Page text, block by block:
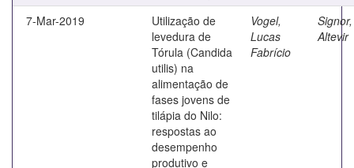
7-Mar-2019
Utilização de
levedura de
Tórula (Candida
utilis) na
alimentação de
fases jovens de
tilápia do Nilo:
respostas ao
desempenho
produtivo e
Vogel,
Lucas
Fabrício
Signor,
Altevir